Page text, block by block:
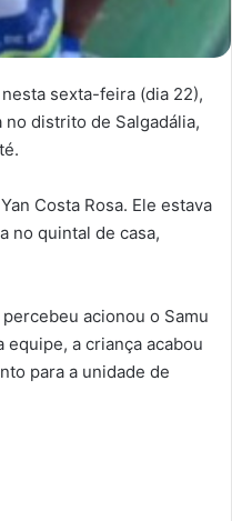
sexta-feira (dia 22),
distrito de Salgadália,
Costa Rosa. Ele estava
no quintal de casa,
acionou o Samu
equipe, a criança acabou
para a unidade de